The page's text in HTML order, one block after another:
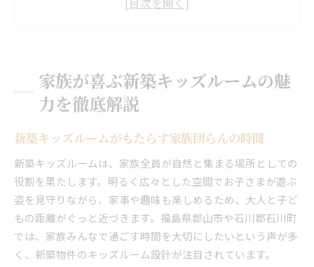
家族の成長に寄り添う新築スペースの魅力
新築で叶うストレスフリーな子育て空間
新築キッズルームが支える子どもの健やかな成
長
家族の安心を守る新築の設計ポイント
新築ならではの最新設備で快適子育て
新築選びで注目したいキッズルームの工夫点
新築キッズルーム設計で重視したい安全性
収納力と遊びやすさを両立する新築の工夫
子どもが成長できる新築キッズスペースの秘訣
家族が喜ぶ新築キッズルームの魅
力を徹底解説
新築キッズルームがもたらす家族団らんの時間
新築キッズルームは、家族全員が自然と集まる場所としての
役割を果たします。明るく広々とした空間でお子さまが遊ぶ
姿を見守りながら、家事や趣味も楽しめるため、大人と子ど
もの距離がぐっと近づきます。福島県郡山市や石川郡石川町
では、家族みんなで過ごす時間を大切にしたいという声が多
く、新築物件のキッズルーム設計が注目されています。